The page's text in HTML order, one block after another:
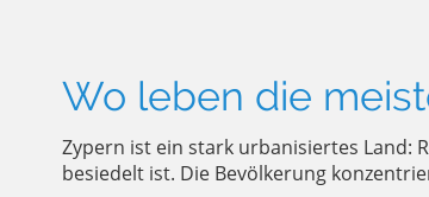
Wo leben die
Zypern ist ein stark urbanisiertes Land:
besiedelt ist. Die Bevölkerung